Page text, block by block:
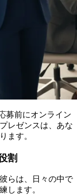
募前にオンライン
レゼンスは、あな
ます。
割
らは、日々の中で
します。